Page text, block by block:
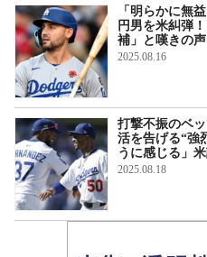
「明らかに無
円男を米糾弾
補」と嘆きの声
2025.08.16
打撃不振のベ
活を告げる“強
うに感じる」
2025.08.18